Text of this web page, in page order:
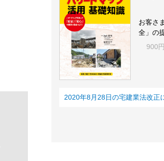
お客さ
全」の
900
2020年8月28日の宅建業法改正